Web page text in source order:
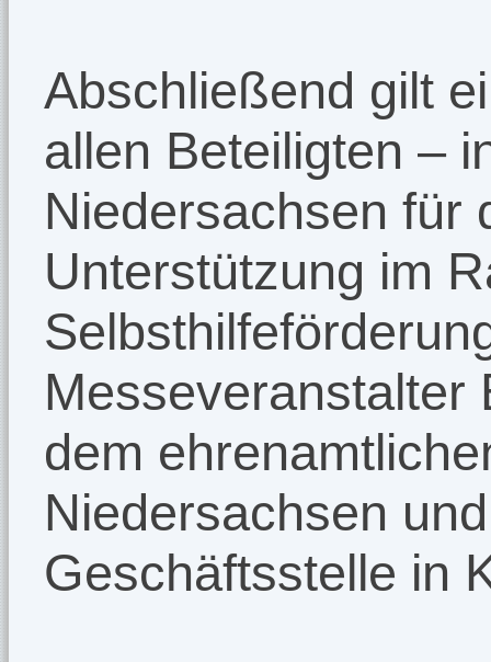
Abschließend gilt
allen Beteiligten –
Niedersachsen für
Unterstützung im
Messeveranstalter
dem
Niedersachsen
Geschäftsstelle in